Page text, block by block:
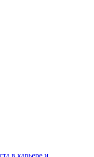
в карьере и